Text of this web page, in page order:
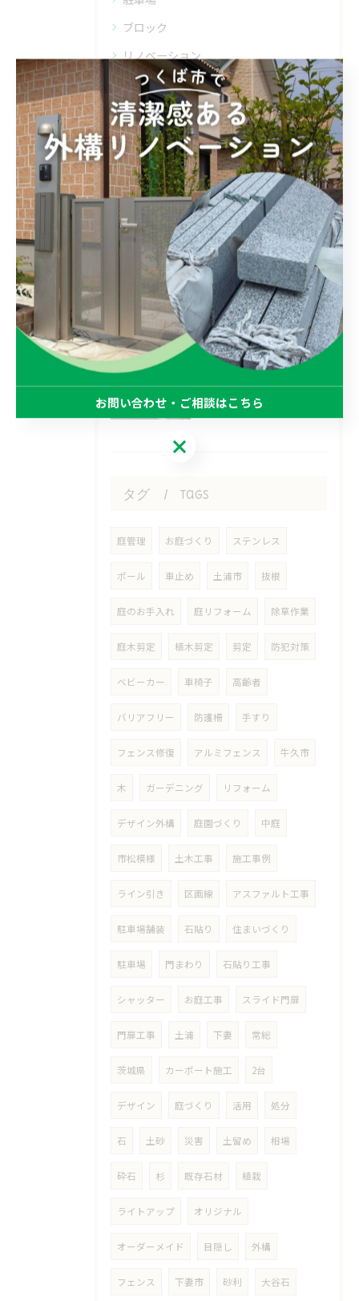
ブロック
リノベーション
最近の投稿 Recent Posts
2026/07/23
デザインある石貼り工事
2026/07/22
駐車場舗装工事行いました！
2026/07/21
タグ Tags
庭管理 お庭づくり ステンレス
ポール 車止め 土浦市 抜根
庭のお手入れ 庭リフォーム 除草作業
庭木剪定 植木剪定 剪定 防犯対策
ベビーカー 車椅子 高齢者
バリアフリー 防護柵 手すり
フェンス修復 アルミフェンス 牛久市
木 ガーデニング リフォーム
デザイン外構 庭園づくり 中庭
市松模様 土木工事 施工事例
ライン引き 区画線 アスファルト工事
駐車場舗装 石貼り 住まいづくり
駐車場 門まわり 石貼り工事
シャッター お庭工事 スライド門扉
門扉工事 土浦 下妻 常総
茨城県 カーポート施工 2台
デザイン 庭づくり 活用 処分
石 土砂 災害 土留め 相場
砕石 杉 既存石材 植栽
ライトアップ オリジナル
オーダーメイド 目隠し 外構
フェンス 下妻市 砂利 大谷石
お問い合わせ・ご相談はこちら
お問い合わせ・ご相談はこちら